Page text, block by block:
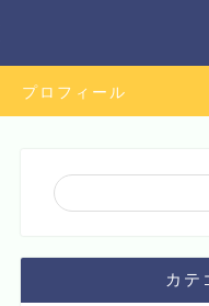
プロフィール
カテ